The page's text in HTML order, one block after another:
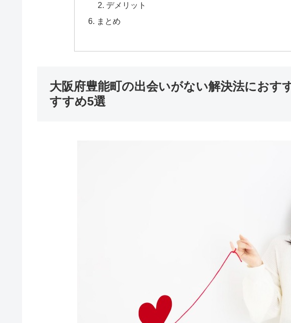
デメリット
まとめ
大阪府豊能町の出会いがない解決法におす
すすめ5選